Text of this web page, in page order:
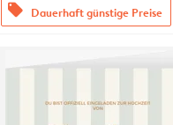
offers Dauerhaft günstige Preise